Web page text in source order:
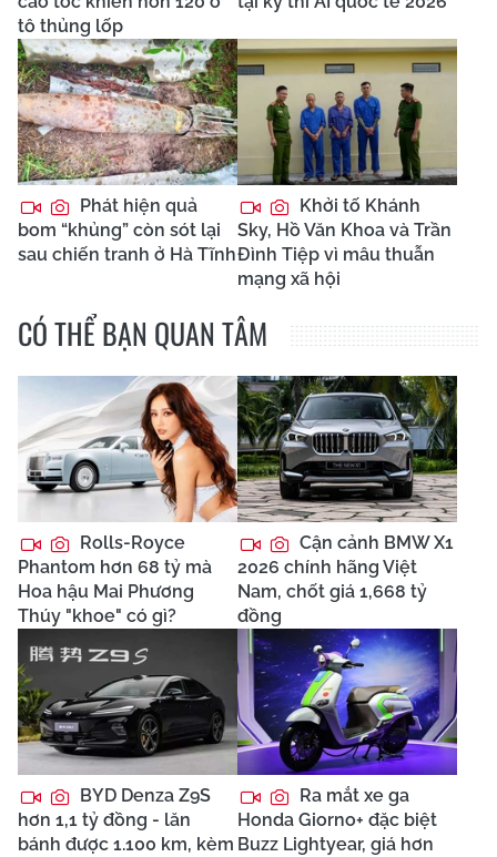
tô thủng lốp
Phát hiện quả
bom “khủng” còn sót lại
sau chiến tranh ở Hà Tĩnh
Khởi tố Khánh
Sky, Hồ Văn Khoa và Trần
Đình Tiệp vì mâu thuẫn
mạng xã hội
CÓ THỂ BẠN QUAN TÂM
Rolls-Royce
Phantom hơn 68 tỷ mà
Hoa hậu Mai Phương
Thúy "khoe" có gì?
Cận cảnh BMW X1
2026 chính hãng Việt
Nam, chốt giá 1,668 tỷ
đồng
BYD Denza Z9S
hơn 1,1 tỷ đồng - lăn
bánh được 1.100 km, kèm
Ra mắt xe ga
Honda Giorno+ đặc biệt
Buzz Lightyear, giá hơn